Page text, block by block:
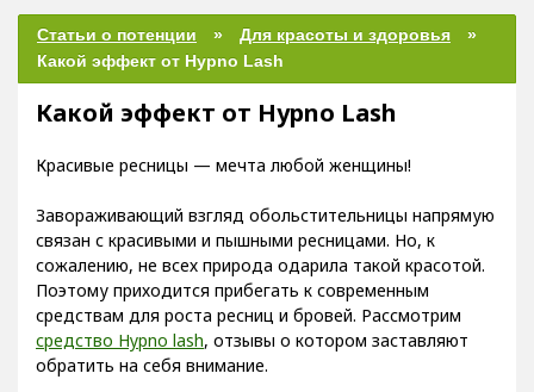
Статьи о потенции
Для красоты и здоровья
Какой эффект от Hypno Lash
Какой эффект от Hypno Lash
Красивые ресницы — мечта любой женщины!
Завораживающий взгляд обольстительницы напрямую
связан с красивыми и пышными ресницами. Но, к
сожалению, не всех природа одарила такой красотой.
Поэтому приходится прибегать к современным
средствам для роста ресниц и бровей. Рассмотрим
средство Hypno lash, отзывы о котором заставляют
обратить на себя внимание.